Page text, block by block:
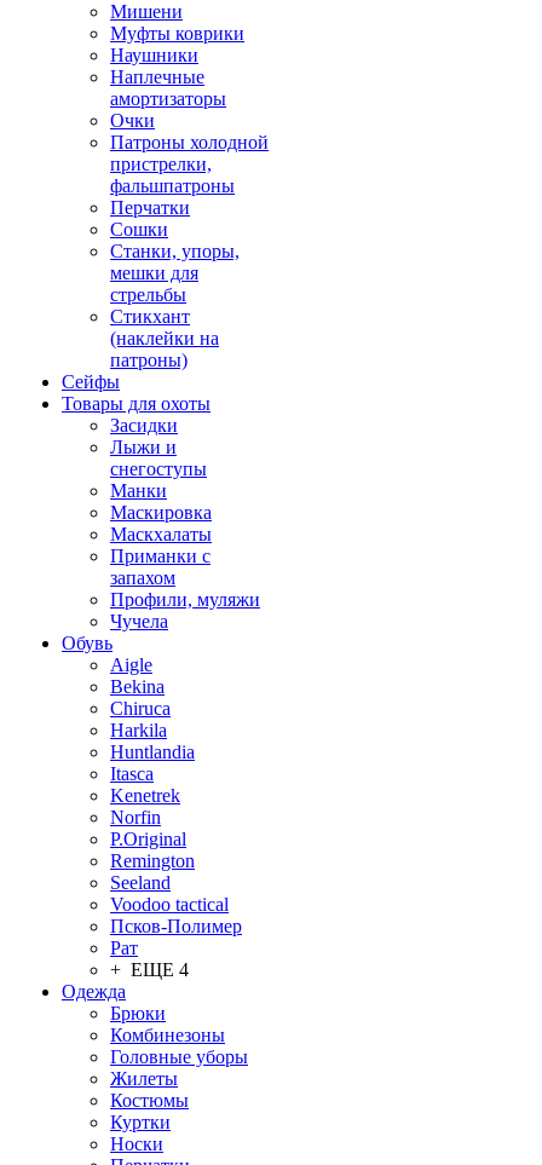
Мишени
Муфты коврики
Наушники
Наплечные
амортизаторы
Очки
Патроны холодной
пристрелки,
фальшпатроны
Перчатки
Сошки
Станки, упоры,
мешки для
стрельбы
Стикхант
(наклейки на
патроны)
Сейфы
Товары для охоты
Засидки
Лыжи и
снегоступы
Манки
Маскировка
Маскхалаты
Приманки с
запахом
Профили, муляжи
Чучела
Обувь
Aigle
Bekina
Chiruсa
Harkila
Huntlandia
Itasca
Kenetrek
Norfin
P.Original
Remington
Seeland
Voodoo tactical
Псков-Полимер
Рат
+ ЕЩЕ 4
Одежда
Брюки
Комбинезоны
Головные уборы
Жилеты
Костюмы
Куртки
Носки